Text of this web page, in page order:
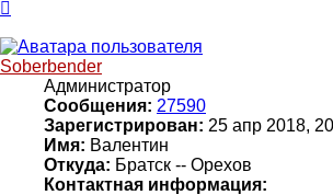
началу
Soberbender
Администратор
Сообщения: 27590
Зарегистрирован: 25 апр 2018,
Имя: Валентин
Откуда: Братск -- Орехов
Контактная информация: